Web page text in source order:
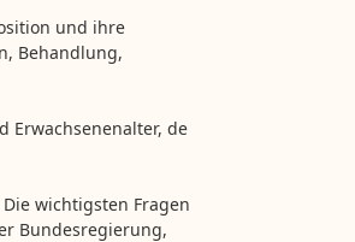
und ihre
Behandlung,
Erwachsenenalter, de
wichtigsten Fragen
Bundesregierung,